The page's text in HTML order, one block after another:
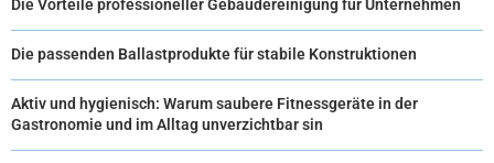
Die Vorteile professioneller Gebäudereinigung für Unternehmen
Die passenden Ballastprodukte für stabile Konstruktionen
Aktiv und hygienisch: Warum saubere Fitnessgeräte in der
Gastronomie und im Alltag unverzichtbar sin